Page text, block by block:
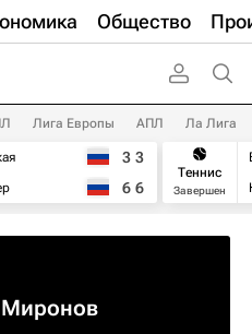
Общество
Лига Европы АПЛ Ла Лига
3 3
6 6
Теннис
Завершен